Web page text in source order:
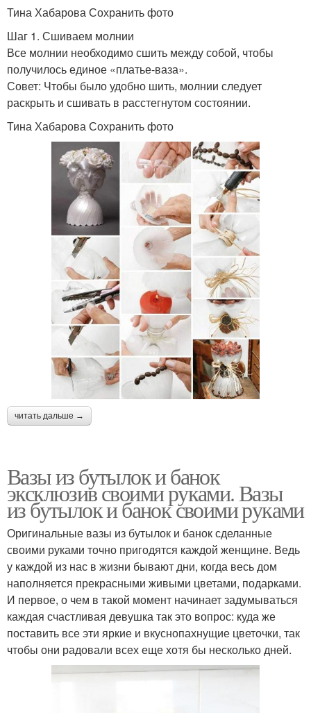
Тина Хабарова Сохранить фото
Шаг 1. Сшиваем молнии
Все молнии необходимо сшить между собой, чтобы
получилось единое «платье-ваза».
Совет: Чтобы было удобно шить, молнии следует
раскрыть и сшивать в расстегнутом состоянии.
Тина Хабарова Сохранить фото
читать дальше →
Вазы из бутылок и банок
эксклюзив своими руками. Вазы
из бутылок и банок своими руками
Оригинальные вазы из бутылок и банок сделанные
своими руками точно пригодятся каждой женщине. Ведь
у каждой из нас в жизни бывают дни, когда весь дом
наполняется прекрасными живыми цветами, подарками.
И первое, о чем в такой момент начинает задумываться
каждая счастливая девушка так это вопрос: куда же
поставить все эти яркие и вкуснопахнущие цветочки, так
чтобы они радовали всех еще хотя бы несколько дней.